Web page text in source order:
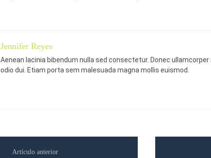
Jennifer Reyes
Aenean lacinia bibendum nulla sed consectetur. Donec
odio dui. Etiam porta sem malesuada magna mollis euismod.
Artículo anterior